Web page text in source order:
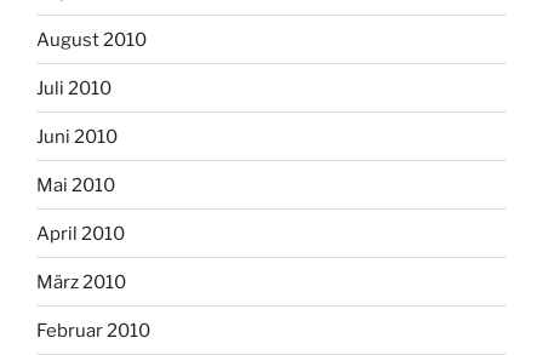
August 2010
Juli 2010
Juni 2010
Mai 2010
April 2010
März 2010
Februar 2010